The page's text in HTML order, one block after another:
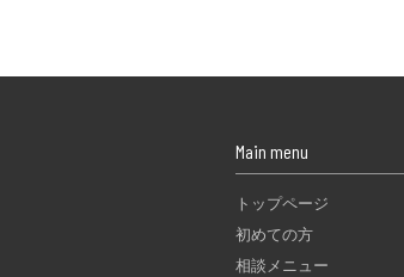
Main menu
トップページ
初めての方
相談メニュー